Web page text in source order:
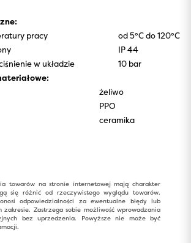
pracy
od 5°C do 120°C
IP 44
w układzie
10 bar
żeliwo
PPO
ceramika
towarów na stronie internetowej mają charakter
się różnić od rzeczywistego wyglądu towarów.
odpowiedzialności za ewentualne błędy lub
Zastrzega sobie możliwość wprowadzania
bez uprzedzenia. Powyższe nie może być